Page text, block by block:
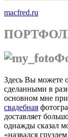
macfred.ru
Здесь Вы можете
сделанными в
основном мне
свадебная
доставляет
однажды сказал
«назвался